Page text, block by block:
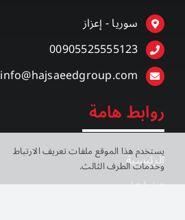
سوريا - إعزاز
00905525555123
info@hajsaeedgroup.com
روابط هامة
الرئيسية
من نحن
يستخدم هذا الموقع ملفات تعريف الارتباط
وخدمات الطرف الثالث.